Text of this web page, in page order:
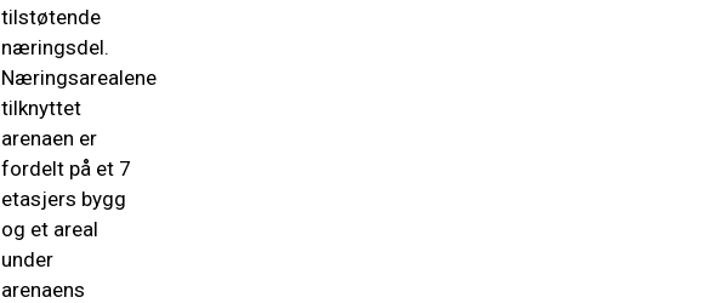
tilstøtende
næringsdel.
Næringsarealene
tilknyttet
arenaen er
fordelt på et 7
etasjers bygg
og et areal
under
arenaens